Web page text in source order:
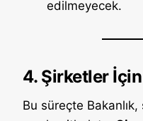
edilmeyecek.
4. Şirketler
Bu süreçte